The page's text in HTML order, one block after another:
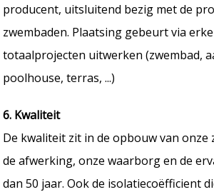
producent, uitsluitend bezig met de
zwembaden. Plaatsing gebeurt via
totaalprojecten uitwerken (zwembad,
poolhouse, terras, ...)
6. Kwaliteit
De kwaliteit zit in de opbouw van onze
de afwerking, onze waarborg en de
dan 50 jaar. Ook de isolatiecoëfficient